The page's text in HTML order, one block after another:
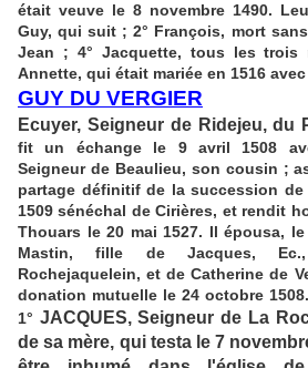
était veuve le 8 novembre 1490.
Guy, qui suit ; 2° François, mort
Jean ; 4° Jacquette, tous les trois
Annette, qui était mariée en 1516
GUY DU VERGIER
Ecuyer, Seigneur de Ridejeu, du
fit un échange le 9 avril 1508
Seigneur de Beaulieu, son cousin ;
partage définitif de la succession
1509 sénéchal de Cirières, et rendit
Thouars le 20 mai 1527. Il épousa,
Mastin, fille de Jacques,
Rochejaquelein, et de Catherine de
donation mutuelle le 24 octobre
1° JACQUES, Seigneur de La
de sa mère, qui testa le 7